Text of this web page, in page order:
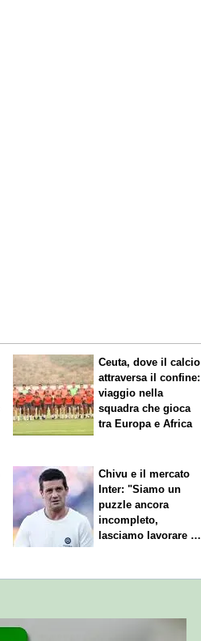
Ceuta, dove il calcio
attraversa il confine:
viaggio nella
squadra che gioca
tra Europa e Africa
Chivu e il mercato
Inter: "Siamo un
puzzle ancora
incompleto,
lasciamo lavorare i